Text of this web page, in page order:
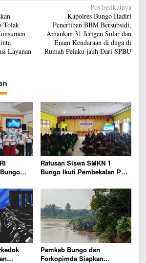
Tolak
Layanan
Pos berikutnya
Kapolres Bungo Hadiri
Penertiban BBM Bersubsidi,
Amankan 31 Jerigen Solar dan
Enam Kendaraan di duga di
Rumah Pelaku jauh Dari SPBU
Ratusan Siswa SMKN 1
Bungo Ikuti Pembekalan PKL,
Pemkab Bungo dan
Forkopimda Siapkan